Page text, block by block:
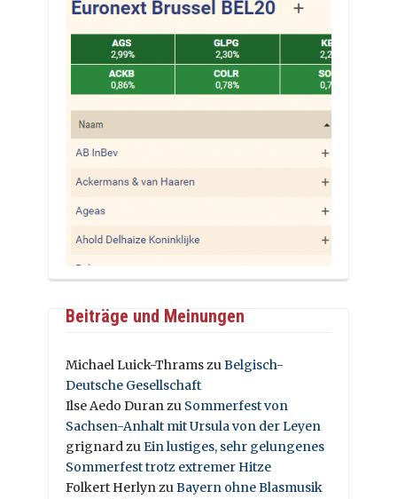
Beiträge und Meinungen
Michael Luick-ThramszuBelgisch-
Deutsche Gesellschaft
Ilse Aedo Duranzu Sommerfest von
Sachsen-Anhalt mit Ursula von der Leyen
grignardzuEin lustiges, sehr gelungenes
Sommerfest trotz extremer Hitze
Folkert HerlynzuBayern ohne Blasmusik